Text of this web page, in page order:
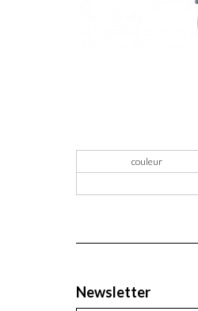
couleur
Newsletter